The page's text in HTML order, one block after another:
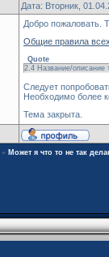
Дата: Вторник,
Добро пожаловать.
Общие правила
Quote
2.4 Название/описание
Следует
Необходимо более
Тема закрыта.
» Может я что то не так